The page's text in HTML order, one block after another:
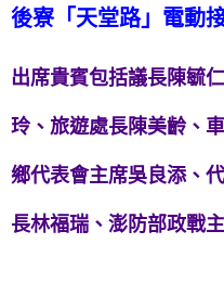
後寮「天堂路」電動
出席貴賓包括議長陳毓
玲、旅遊處長陳美齡、
鄉代表會主席吳良添、
長林福瑞、澎防部政戰